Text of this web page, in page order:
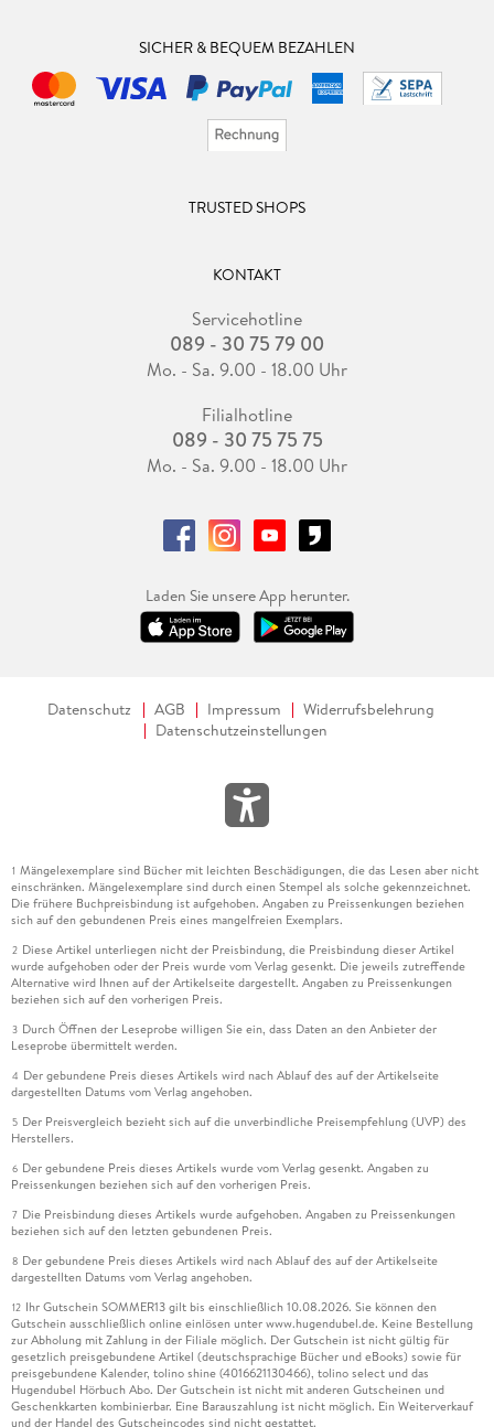
SICHER & BEQUEM BEZAHLEN
TRUSTED SHOPS
KONTAKT
Servicehotline
089 - 30 75 79 00
Mo. - Sa. 9.00 - 18.00 Uhr
Filialhotline
089 - 30 75 75 75
Mo. - Sa. 9.00 - 18.00 Uhr
Laden Sie unsere App herunter.
Datenschutz AGB Impressum
Widerrufsbelehrung
Datenschutzeinstellungen
1 Mängelexemplare sind Bücher mit leichten Beschädigungen, die das Lesen aber nicht
einschränken. Mängelexemplare sind durch einen Stempel als solche gekennzeichnet.
Die frühere Buchpreisbindung ist aufgehoben. Angaben zu Preissenkungen beziehen
sich auf den gebundenen Preis eines mangelfreien Exemplars.
2 Diese Artikel unterliegen nicht der Preisbindung, die Preisbindung dieser Artikel
wurde aufgehoben oder der Preis wurde vom Verlag gesenkt. Die jeweils zutreffende
Alternative wird Ihnen auf der Artikelseite dargestellt. Angaben zu Preissenkungen
beziehen sich auf den vorherigen Preis.
3 Durch Öffnen der Leseprobe willigen Sie ein, dass Daten an den Anbieter der
Leseprobe übermittelt werden.
4 Der gebundene Preis dieses Artikels wird nach Ablauf des auf der Artikelseite
dargestellten Datums vom Verlag angehoben.
5 Der Preisvergleich bezieht sich auf die unverbindliche Preisempfehlung (UVP) des
Herstellers.
6 Der gebundene Preis dieses Artikels wurde vom Verlag gesenkt. Angaben zu
Preissenkungen beziehen sich auf den vorherigen Preis.
7 Die Preisbindung dieses Artikels wurde aufgehoben. Angaben zu Preissenkungen
beziehen sich auf den letzten gebundenen Preis.
8 Der gebundene Preis dieses Artikels wird nach Ablauf des auf der Artikelseite
dargestellten Datums vom Verlag angehoben.
12 Ihr Gutschein SOMMER13 gilt bis einschließlich 10.08.2026. Sie können den
Gutschein ausschließlich online einlösen unter www.hugendubel.de. Keine Bestellung
zur Abholung mit Zahlung in der Filiale möglich. Der Gutschein ist nicht gültig für
gesetzlich preisgebundene Artikel (deutschsprachige Bücher und eBooks) sowie für
preisgebundene Kalender, tolino shine (4016621130466), tolino select und das
Hugendubel Hörbuch Abo. Der Gutschein ist nicht mit anderen Gutscheinen und
Geschenkkarten kombinierbar. Eine Barauszahlung ist nicht möglich. Ein Weiterverkauf
und der Handel des Gutscheincodes sind nicht gestattet.